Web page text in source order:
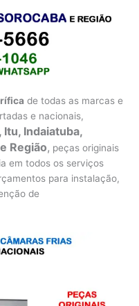
de todas as marcas e
e nacionais,
Itu, Indaiatuba,
Região, peças originais
em todos os serviços
para instalação,
de